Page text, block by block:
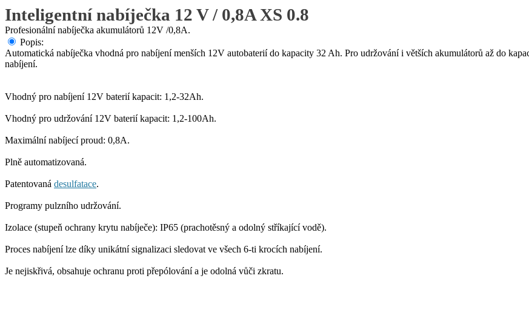
Inteligentní nabíječka 12 V / 0,8A XS 0.8
Profesionální nabíječka akumulátorů 12V /0,8A.
Popis:
Automatická nabíječka vhodná pro nabíjení menších 12V autobaterií do kapacity 32 Ah. Pro udržování i větších akumulátorů až do
nabíjení.
Vhodný pro nabíjení 12V baterií kapacit: 1,2-32Ah.
Vhodný pro udržování 12V baterií kapacit: 1,2-100Ah.
Maximální nabíjecí proud: 0,8A.
Plně automatizovaná.
Patentovaná desulfatace.
Programy pulzního udržování.
Izolace (stupeň ochrany krytu nabíječe): IP65 (prachotěsný a odolný stříkající vodě).
Proces nabíjení lze díky unikátní signalizaci sledovat ve všech 6-ti krocích nabíjení.
Je nejiskřivá, obsahuje ochranu proti přepólování a je odolná vůči zkratu.